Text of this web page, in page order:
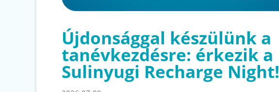
Újdonsággal készülünk a
tanévkezdésre: érkezik a
Sulinyugi Recharge Night!